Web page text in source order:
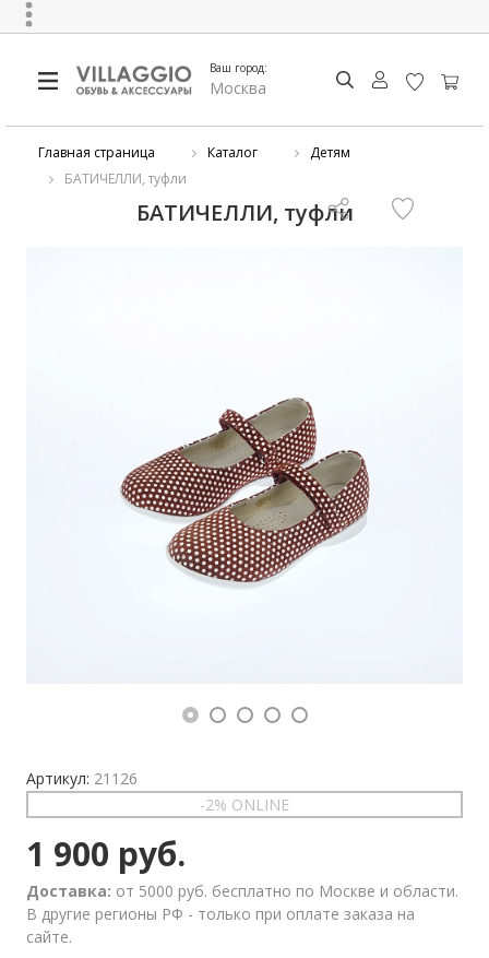
Ваш город:
Москва
Главная страница Каталог
Детям
БАТИЧЕЛЛИ, туфли
БАТИЧЕЛЛИ, туфли
Артикул: 21126
-2% ONLINE
1 900 руб.
Доставка: от 5000 руб. бесплатно по Москве и области.
В другие регионы РФ - только при оплате заказа на
сайте.